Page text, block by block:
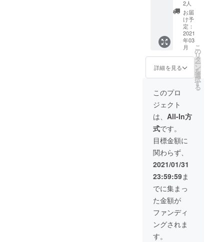
け、肌
をいき
いきと
明るく
整え、
深いう
るおい
と健康
的な輝
きをも
たらし
ます。
まるで
魔法の
ような
アイテ
ムで
す。 一
生モノ
の肌を
持続す
る潤い
を。 奇
跡の成
分ＥＧ
Ｆ，Ｆ
ＧＦを
配合。
的なア
プロー
チのも
とすこ
やかな
肌に
とって
大切な3
つの要
素に働
きか
け、肌
をいき
いきと
明るく
整え、
深いう
るおい
と健康
的な輝
きをも
たらし
ます。
まるで
魔法の
ような
アイテ
ムで
フルな
効果を
発揮し
ます。
さまざ
まな肌
タイプ
の方に
お使い
いただ
けま
す。ア
ルコー
ルフ
リー・
界面活
性剤フ
リー。
きわめ
て科学
的なア
プロー
チのも
とすこ
やかな
肌に
とって
大切な3
つの要
ロのよ
うにお
肌を包
み余分
な汚れ
のみを
吸着し
す。奇
跡の成
EGF、
FGFが
お肌を
保湿
る、こ
の二つ
の機能
で男性
が本来
必要と
してい
る健康
的なベ
ルベッ
トスキ
ンの肌
に導き
ンジン
グは、
毎日の
スキン
ケアに
欠かせ
ない大
切な基
本ス
は考え
高級感
あふれ
る濃密
なクッ
ション
泡がマ
シュマ
ロのよ
肌を包
み余分
な汚れ
のみを
吸着し
落と
す。奇
たり前
が難し
い洗顔
の理想
を求め
出来た
のが
ARES4
5洗顔
ンジン
グは、
毎日の
スキン
ケアに
欠かせ
ない大
切な基
本ス
テップ
と我々
は考え
ます。
高級感
あふれ
る濃密
なクッ
ション
オーム
100ml
、オー
ルイン
ワンエ
マル
ジョン
100ml
、オー
ルイン
ワント
ナー
150ml
） 余分
な物だ
けを落
とし 必
要な物
は守
る。 余
分な物
を落と
し必要
な物は
落とさ
ず守
る。そ
んな当
萩原聖
人未公
開映像
動画付
き 肌質
相談Ａ
ＲＥＳ
45チー
ムの研
究者2名
がメー
ルにて
お客様
の肌質
相談に
親身に
お答え
致しま
す。
ARES4
5化粧水
トナー
45本+乳
液エマ
ルジョ
ン45本
+洗顔
フォー
2人
お届
け予
定：
2021
年03
月
詳細を見る
こ
の
リ
タ
ー
ン
を
選
択
す
る
このプロ
ジェクト
は、 All-In方
式です。
目標金額に
関わらず、
2021/01/31
23:59:59ま
でに集まっ
た金額が
ファンディ
ングされま
す。